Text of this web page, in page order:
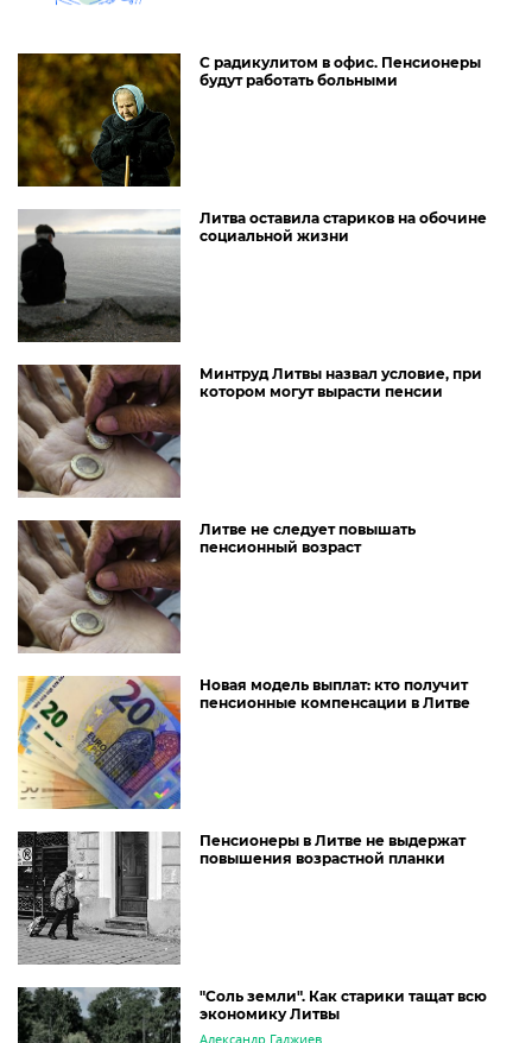
С радикулитом в офис. Пенсионеры
будут работать больными
Литва оставила стариков на обочине
социальной жизни
Минтруд Литвы назвал условие, при
котором могут вырасти пенсии
Литве не следует повышать
пенсионный возраст
Новая модель выплат: кто получит
пенсионные компенсации в Литве
Пенсионеры в Литве не выдержат
повышения возрастной планки
"Соль земли". Как старики тащат всю
экономику Литвы